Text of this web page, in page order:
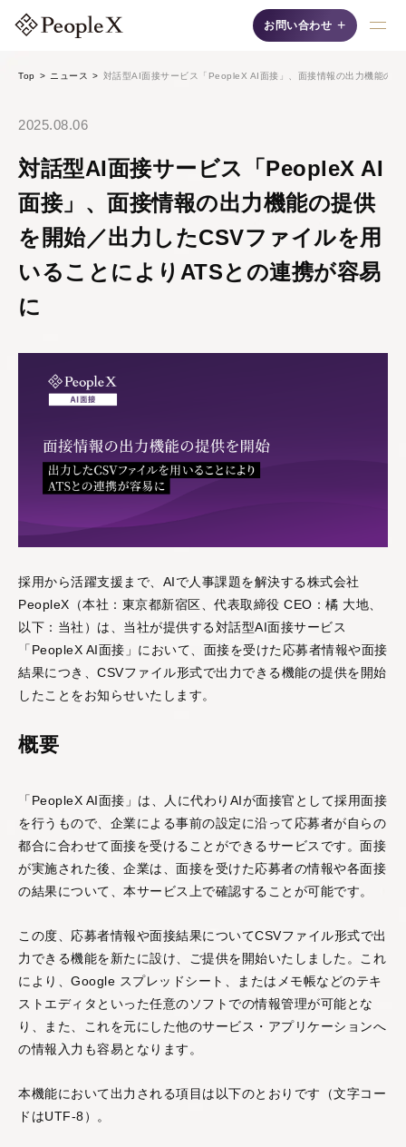
自然な対話"で候補者の
AIロープレ
営業・接客など様々な
ロープレに対応し、即
できる「対話型AIロー
プレ」です。
AI面談
"従業員の本音"をAIとの
面談で引き出し、組織
化する「対話型AI面
談」です。
評価支援AIシリーズ
AIスキルインテリ
AIとの対話を通じて、
個人の能力を多角的・
客観的に評価するスキ
ルインテリジェンスシ
AI顧客評価
ることで、個人・企業
に対する顧客の評価や
反応を多角的・客観的
スです。
お問い合わせ +
Top ニュース 対話型AI面接サービス「PeopleX AI面接」、面接情報の出力機能の
2025.08.06
対話型AI面接サービス「PeopleX AI
面接」、面接情報の出力機能の提供
を開始／出力したCSVファイルを用
いることによりATSとの連携が容易
に
採用から活躍支援まで、AIで人事課題を解決する株式会社
PeopleX（本社：東京都新宿区、代表取締役 CEO：橘 大地、
以下：当社）は、当社が提供する対話型AI面接サービス
「PeopleX AI面接」において、面接を受けた応募者情報や面接
結果につき、CSVファイル形式で出力できる機能の提供を開始
したことをお知らせいたします。
概要
「PeopleX AI面接」は、人に代わりAIが面接官として採用面接
を行うもので、企業による事前の設定に沿って応募者が自らの
都合に合わせて面接を受けることができるサービスです。面接
が実施された後、企業は、面接を受けた応募者の情報や各面接
の結果について、本サービス上で確認することが可能です。
この度、応募者情報や面接結果についてCSVファイル形式で出
力できる機能を新たに設け、ご提供を開始いたしました。これ
により、Google スプレッドシート、またはメモ帳などのテキ
ストエディタといった任意のソフトでの情報管理が可能とな
り、また、これを元にした他のサービス・アプリケーションへ
の情報入力も容易となります。
本機能において出力される項目は以下のとおりです（文字コー
ドはUTF-8）。